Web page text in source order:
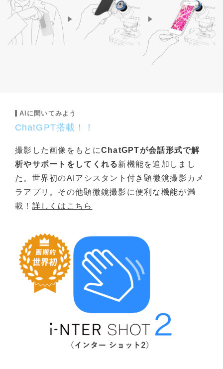
AIに聞いてみよう
ChatGPT搭載！！
撮影した画像をもとにChatGPTが会話形式で解
析やサポートをしてくれる新機能を追加しまし
た。世界初のAIアシスタント付き顕微鏡撮影カメ
ラアプリ。その他顕微鏡撮影に便利な機能が満
載！ 詳しくはこちら